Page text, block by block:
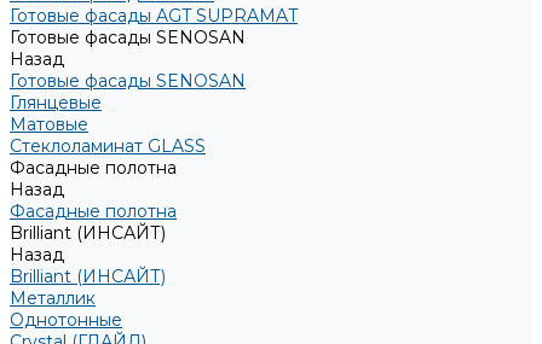
Готовые фасады AGT SUPRAMAT
Готовые фасады SENOSAN
Назад
Готовые фасады SENOSAN
Глянцевые
Матовые
Стеклоламинат GLASS
Фасадные полотна
Назад
Фасадные полотна
Brilliant (ИНСАЙТ)
Назад
Brilliant (ИНСАЙТ)
Металлик
Однотонные